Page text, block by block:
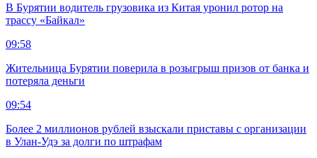
В Бурятии водитель грузовика из Китая уронил ротор на
трассу «Байкал»
09:58
Жительница Бурятии поверила в розыгрыш призов от банка и
потеряла деньги
09:54
Более 2 миллионов рублей взыскали приставы с организации
в Улан-Удэ за долги по штрафам